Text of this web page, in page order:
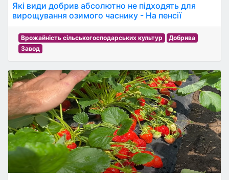
Які види добрив абсолютно не підходять для
вирощування озимого часнику - На пенсії
Врожайність сільськогосподарських культур
Добрива
Завод